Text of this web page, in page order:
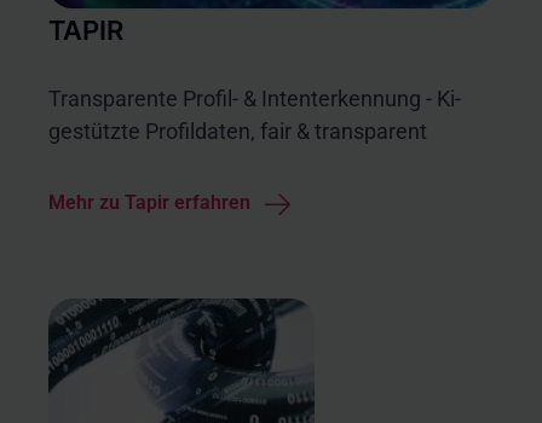
TAPIR
Transparente Profil- & Intenterkennung - Ki-
gestützte Profildaten, fair & transparent
Mehr zu Tapir erfahren